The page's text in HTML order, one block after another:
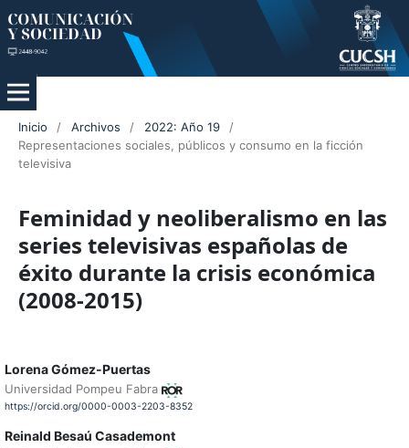
Inicio / Archivos / 2022: Año 19
/
Representaciones sociales, públicos y consumo en la ficción
televisiva
Feminidad y neoliberalismo en las
series televisivas españolas de
éxito durante la crisis económica
(2008-2015)
Lorena Gómez-Puertas
Universidad Pompeu Fabra
https://orcid.org/0000-0003-2203-8352
Reinald Besaú Casademont